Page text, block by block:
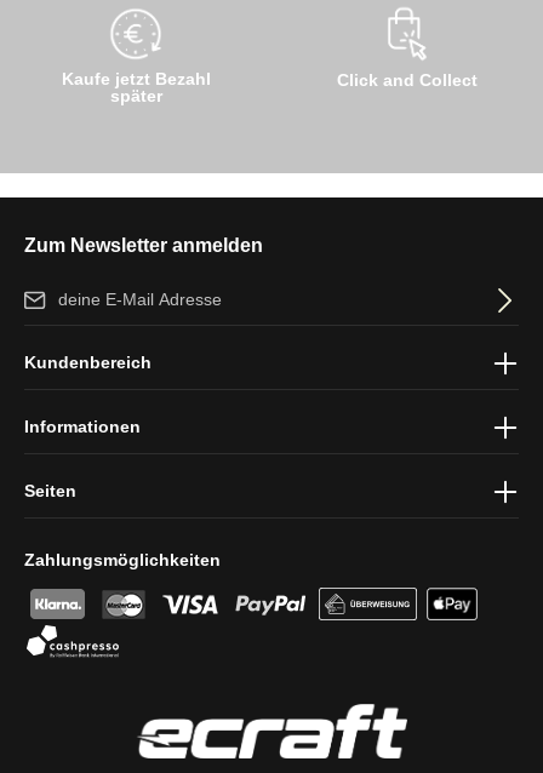
Kaufe jetzt Bezahl
später
Click and Collect
Zum Newsletter anmelden
E-Mail-Adresse*
und dieAGBgelesen und bin mit ihnen einverstanden.
Zahlungsmöglichkeiten
Kundenbereich
Informationen
Seiten